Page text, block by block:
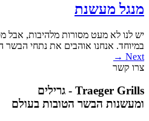
מנגל מעשנת
יש לנו לא מעט מסורות מלהיבות, אבל
במיוחד. אנחנו אוהבים את נתחי הבשר
Next →
צרו קשר
Traeger Grills - גרילים
ומעשנות הבשר הטובות בעולם